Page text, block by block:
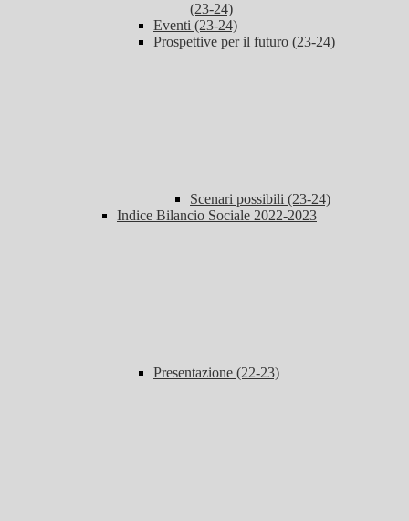
(23-24)
Eventi (23-24)
Prospettive per il futuro (23-24)
Scenari possibili (23-24)
Indice Bilancio Sociale 2022-2023
Presentazione (22-23)